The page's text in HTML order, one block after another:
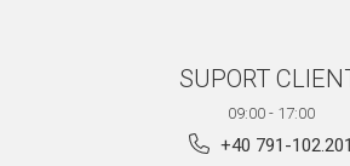
SUPORT
09:00 - 17:00
+40 791-102.201